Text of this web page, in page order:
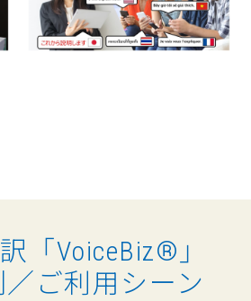
「VoiceBiz®」
ご利用シーン